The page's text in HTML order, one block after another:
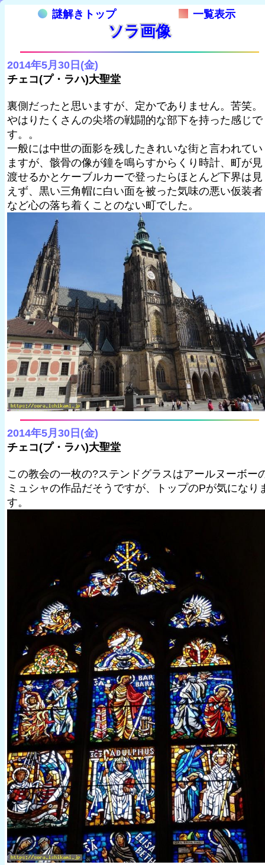
謎解きトップ 一覧表示
ソラ画像
2014年5月30日(金)
チェコ(プ・ラハ)大聖堂
裏側だったと思いますが、定かでありません。苦笑。
やはりたくさんの尖塔の戦闘的な部下を持った感じで
す。。
一般には中世の面影を残したきれいな街と言われてい
ますが、骸骨の像が鐘を鳴らすからくり時計、町が見
渡せるかとケーブルカーで登ったらほとんど下界は見
えず、黒い三角帽に白い面を被った気味の悪い仮装者
など心の落ち着くことのない町でした。
2014年5月30日(金)
チェコ(プ・ラハ)大聖堂
この教会の一枚の?ステンドグラスはアールヌーボー
ミュシャの作品だそうですが、トップのPが気になり
す。